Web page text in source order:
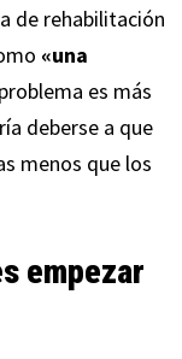
de rehabilitación
«una
es más
deberse a que
menos que los
empezar